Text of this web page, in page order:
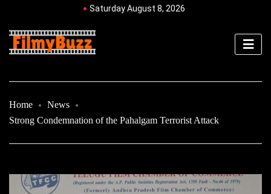
Saturday August 8, 2026
Home
News
Strong Condemnation of the Pahalgam Terrorist Attack